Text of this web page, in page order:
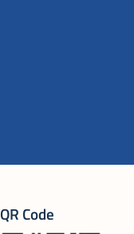
QR Code